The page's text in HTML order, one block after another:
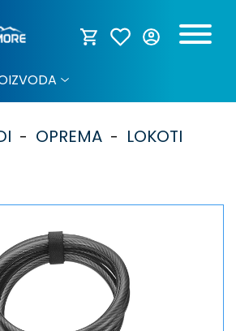
OPREMA LOKOTI